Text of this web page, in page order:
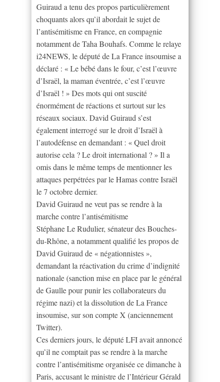
Guiraud a tenu des propos particulièrement
choquants alors qu’il abordait le sujet de
l’antisémitisme en France, en compagnie
notamment de Taha Bouhafs. Comme le relaye
i24NEWS, le député de La France insoumise a
déclaré : « Le bébé dans le four, c’est l’œuvre
d’Israël, la maman éventrée, c’est l’œuvre
d’Israël ! » Des mots qui ont suscité
énormément de réactions et surtout sur les
réseaux sociaux. David Guiraud s’est
également interrogé sur le droit d’Israël à
l’autodéfense en demandant : « Quel droit
autorise cela ? Le droit international ? » Il a
omis dans le même temps de mentionner les
attaques perpétrées par le Hamas contre Israël
le 7 octobre dernier.
David Guiraud ne veut pas se rendre à la
marche contre l’antisémitisme
Stéphane Le Rudulier, sénateur des Bouches-
du-Rhône, a notamment qualifié les propos de
David Guiraud de « négationnistes »,
demandant la réactivation du crime d’indignité
nationale (sanction mise en place par le général
de Gaulle pour punir les collaborateurs du
régime nazi) et la dissolution de La France
insoumise, sur son compte X (anciennement
Twitter).
Ces derniers jours, le député LFI avait annoncé
qu’il ne comptait pas se rendre à la marche
contre l’antisémitisme organisée ce dimanche à
Paris, accusant le ministre de l’Intérieur Gérald